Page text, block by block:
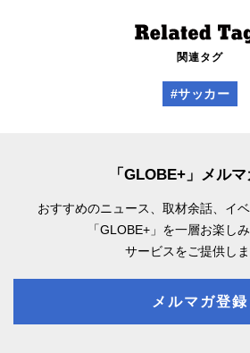
関連タグ
#サッカー
「GLOBE+」メル
おすすめのニュース、取材余話、 イ
「GLOBE+」を一層お楽し
サービスをご提供しま
メルマガ登録